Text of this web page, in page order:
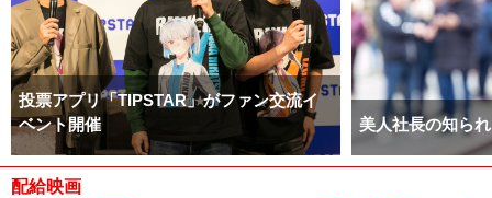
投票アプリ「TIPSTAR」がファン交流イ
ベント開催
美人社長の知ら
配給映画